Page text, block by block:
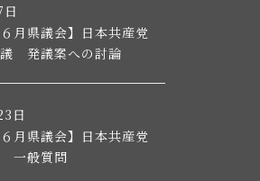
６月県議会】日本共産党
発議案への討論
日
６月県議会】日本共産党
一般質問